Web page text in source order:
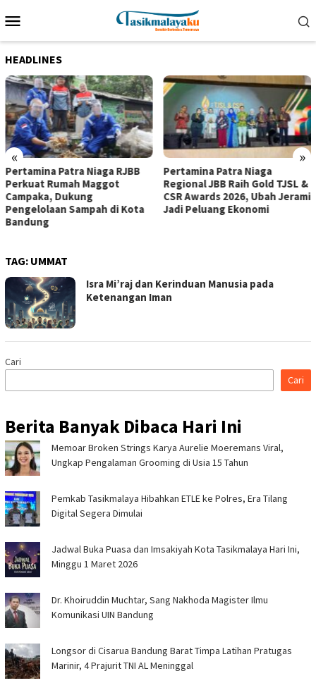
ke
Mobile
HEADLINES
« »
Pertamina Patra Niaga RJBB
Perkuat Rumah Maggot
Campaka, Dukung
Pengelolaan Sampah di Kota
Bandung
Pertamina Patra Niaga
Regional JBB Raih Gold TJSL &
CSR Awards 2026, Ubah Jerami
Jadi Peluang Ekonomi
TAG: UMMAT
Isra Mi’raj dan Kerinduan Manusia pada
Ketenangan Iman
Cari
Cari
Berita Banyak Dibaca Hari Ini
Memoar Broken Strings Karya Aurelie Moeremans Viral,
Ungkap Pengalaman Grooming di Usia 15 Tahun
Pemkab Tasikmalaya Hibahkan ETLE ke Polres, Era Tilang
Digital Segera Dimulai
Jadwal Buka Puasa dan Imsakiyah Kota Tasikmalaya Hari Ini,
Minggu 1 Maret 2026
Dr. Khoiruddin Muchtar, Sang Nakhoda Magister Ilmu
Komunikasi UIN Bandung
Longsor di Cisarua Bandung Barat Timpa Latihan Pra­tugas
Marinir, 4 Prajurit TNI AL Meninggal